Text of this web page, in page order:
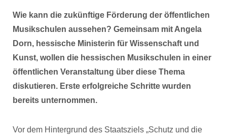
Wie kann die zukünftige Förderung der öffentlichen
Musikschulen aussehen? Gemeinsam mit Angela
Dorn, hessische Ministerin für Wissenschaft und
Kunst, wollen die hessischen Musikschulen in einer
öffentlichen Veranstaltung über diese Thema
diskutieren. Erste erfolgreiche Schritte wurden
bereits unternommen.
Vor dem Hintergrund des Staatsziels „Schutz und die